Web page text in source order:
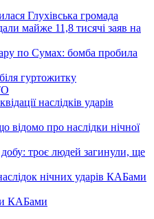
Глухівська громада
майже 11,8 тисячі заяв на
по Сумах: бомба пробила
гуртожитку
наслідків ударів
про наслідки нічної
троє людей загинули, ще
нічних ударів КАБами
КАБами